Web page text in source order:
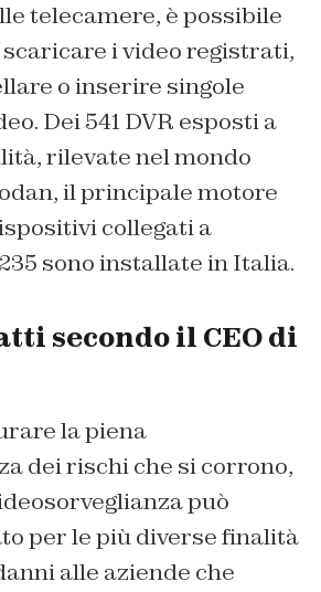
telecamere, è possibile
i video registrati,
o inserire singole
Dei 541 DVR esposti a
rilevate nel mondo
il principale motore
collegati a
sono installate in Italia.
secondo il CEO di
la piena
dei rischi che si corrono,
può
per le più diverse finalità
alle aziende che